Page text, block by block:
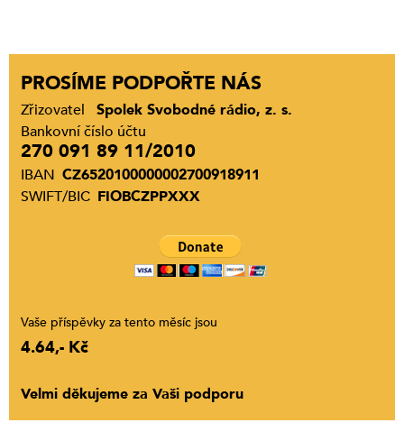
PROSÍME PODPOŘTE NÁS
Zřizovatel
Spolek Svobodné rádio, z. s.
Bankovní číslo účtu
270 091 89 11/2010
IBAN CZ6520100000002700918911
SWIFT/BIC FIOBCZPPXXX
Vaše příspěvky za tento měsíc jsou
4.64,- Kč
Velmi děkujeme za Vaši podporu